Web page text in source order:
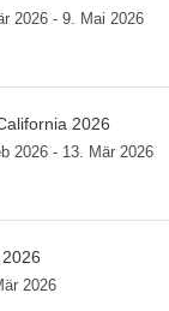
2026 - 9. Mai 2026
2026
2026 - 13. Mär 2026
2026